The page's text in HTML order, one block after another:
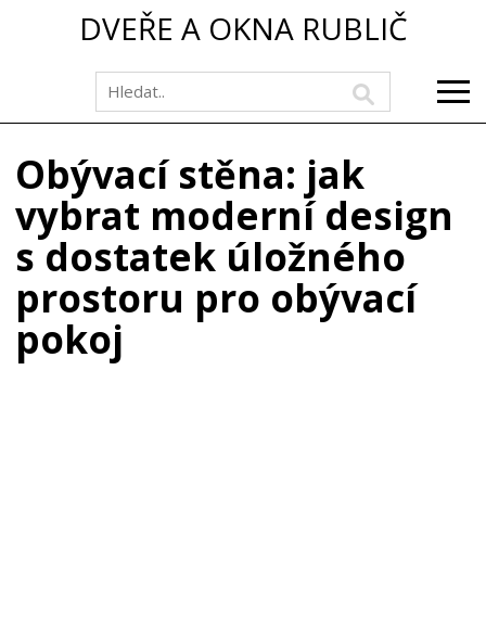
DVEŘE A OKNA RUBLIČ
Obývací stěna: jak
vybrat moderní design
s dostatek úložného
prostoru pro obývací
pokoj